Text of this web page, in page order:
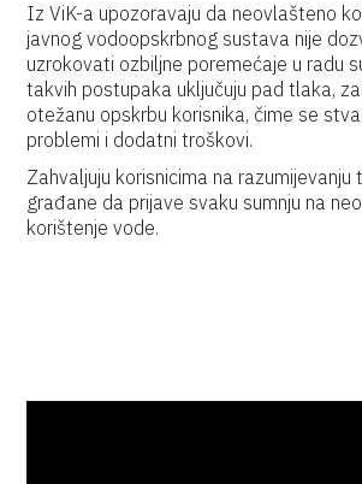
Iz ViK-a upozoravaju da neovlašteno
javnog vodoopskrbnog sustava nije
uzrokovati ozbiljne poremećaje u radu
takvih postupaka uključuju pad tlaka,
otežanu opskrbu korisnika, čime se
problemi i dodatni troškovi.
Zahvaljuju korisnicima na razumijevanju
građane da prijave svaku sumnju na
korištenje vode.